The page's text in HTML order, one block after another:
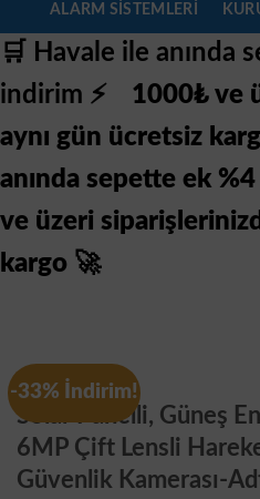
ALARM SISTEMLERI
🛒 Havale ile anında
indirim ⚡
1000₺ ve
aynı gün ücretsiz
anında sepette ek
ve üzeri
kargo 🚀
-33% İndirim!
Genel
Solar Panelli, Güneş
6MP Çift Lensli
Güvenlik Kamerası-